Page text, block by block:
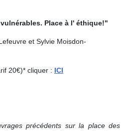
Place à l' éthique!"
et Sylvie Moisdon-
20€)* cliquer : ICI
précédents sur la place des